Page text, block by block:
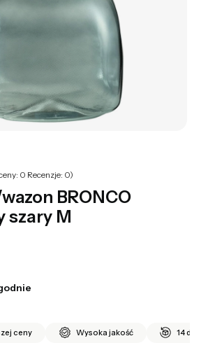
0 Recenzje: 0)
BRONCO
szary M
ceny Wysoka jakość 14 dni